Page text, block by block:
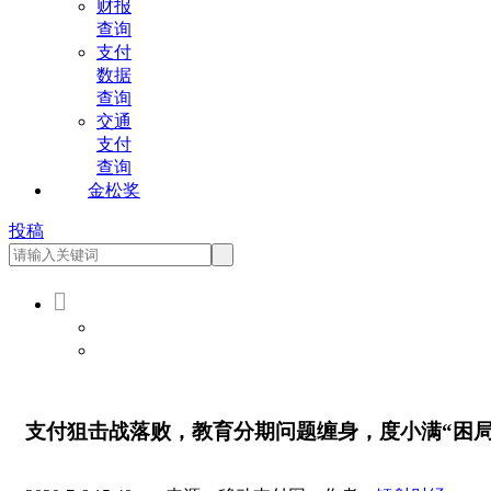
财报
查询
支付
数据
查询
交通
支付
查询
金松奖
投稿

支付狙击战落败，教育分期问题缠身，度小满“困